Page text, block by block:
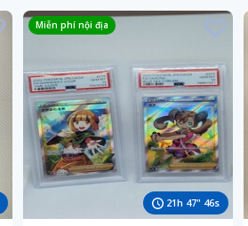
21h 47" 44s
Miễn phí nội địa